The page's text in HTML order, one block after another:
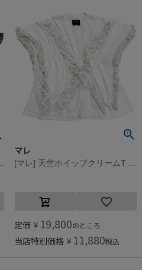
マレ
定価 ¥ 19,800のところ
当店特別価格 ¥ 11,880税込